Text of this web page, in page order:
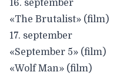
16. september
«The Brutalist» (film)
17. september
«September 5» (film)
«Wolf Man» (film)